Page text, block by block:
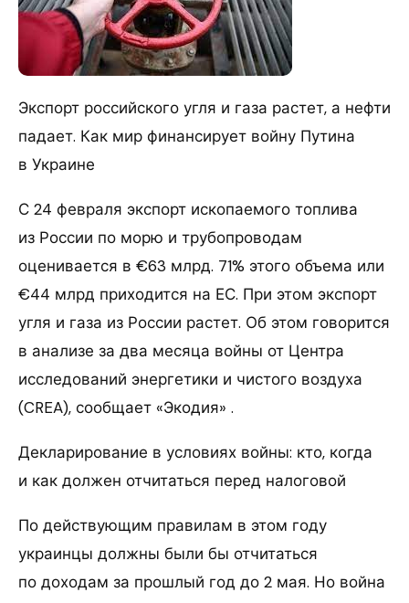
Экспорт российского угля и газа растет, а нефти
падает. Как мир финансирует войну Путина
в Украине
С 24 февраля экспорт ископаемого топлива
из России по морю и трубопроводам
оценивается в €63 млрд. 71% этого объема или
€44 млрд приходится на ЕС. При этом экспорт
угля и газа из России растет. Об этом говорится
в анализе за два месяца войны от Центра
исследований энергетики и чистого воздуха
(CREA), сообщает «Экодия» .
Декларирование в условиях войны: кто, когда
и как должен отчитаться перед налоговой
По действующим правилам в этом году
украинцы должны были бы отчитаться
по доходам за прошлый год до 2 мая. Но война